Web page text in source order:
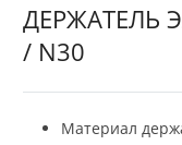
ДЕРЖАТЕЛЬ
/ N30
Материал